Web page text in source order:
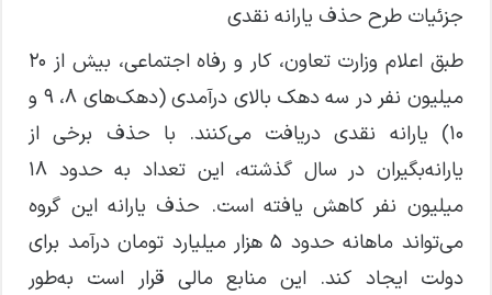
جزئیات طرح حذف یارانه نقدی
طبق اعلام وزارت تعاون، کار و رفاه اجتماعی، بیش از ۲۰
میلیون نفر در سه دهک بالای درآمدی (دهک‌های ۸، ۹ و
۱۰) یارانه نقدی دریافت می‌کنند. با حذف برخی از
یارانه‌بگیران در سال گذشته، این تعداد به حدود ۱۸
میلیون نفر کاهش یافته است. حذف یارانه این گروه
می‌تواند ماهانه حدود ۵ هزار میلیارد تومان درآمد برای
دولت ایجاد کند. این منابع مالی قرار است به‌طور